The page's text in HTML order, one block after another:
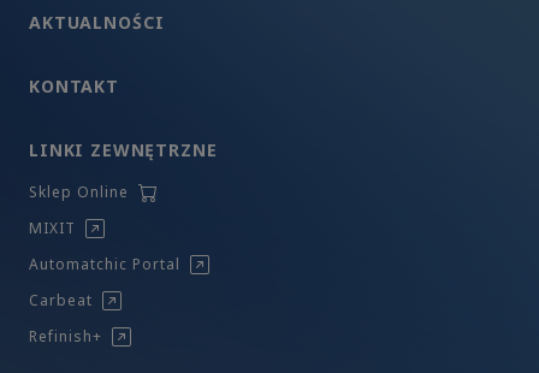
AKTUALNOŚCI
KONTAKT
LINKI ZEWNĘTRZNE
Sklep Online
MIXIT
Automatchic Portal
Carbeat
Refinish+